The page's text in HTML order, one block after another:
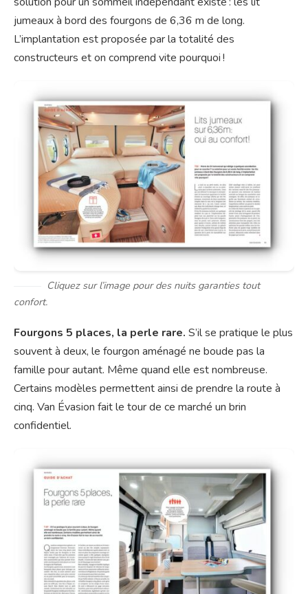
jumeaux à bord des fourgons de 6,36 m de long.
L’implantation est proposée par la totalité des
constructeurs et on comprend vite pourquoi !
Cliquez sur l’image pour des nuits garanties tout
confort.
Fourgons 5 places, la perle rare. S’il se pratique le plus
souvent à deux, le fourgon aménagé ne boude pas la
famille pour autant. Même quand elle est nombreuse.
Certains modèles permettent ainsi de prendre la route à
cinq. Van Évasion fait le tour de ce marché un brin
confidentiel.